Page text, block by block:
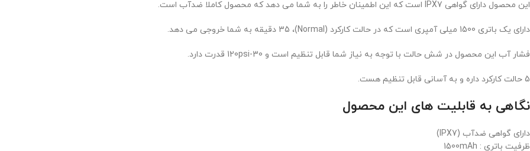
این محصول دارای گواهی IPX7 است که این اطمینان خاطر را به شما می دهد که محصول کاملا ضدآب است.
دارای یک باتری 1500 میلی آمپری است که در حالت کارکرد (Normal)، 35 دقیقه به شما خروجی می دهد.
فشار آب این محصول در شش حالت با توجه به نیاز شما قابل تنظیم است و 30-120psi قدرت دارد.
5 حالت کارکرد داره و به آسانی قابل تنظیم هست.
نگاهی به قابلیت های این محصول
دارای گواهی ضدآب (IPX7)
ظرفیت باتری : 1500mAh